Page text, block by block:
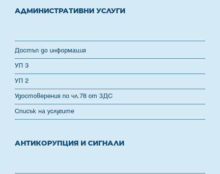
АДМИНИСТРАТИВНИ УСЛУГИ
Достъп до информация
УП 3
УП 2
Удостоверения по чл.78 от ЗДС
Списък на услугите
АНТИКОРУПЦИЯ И СИГНАЛИ